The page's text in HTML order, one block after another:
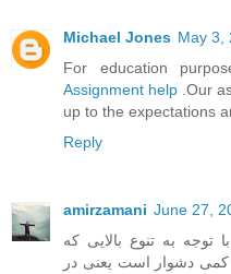
Michael Jones May 3,
For education
Assignment help .Our
up to the expectations
Reply
amirzamani June 27,
توجه به تنوع بالایی که
کمی دشوار است یعنی در